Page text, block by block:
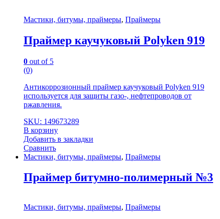
Мастики, битумы, праймеры, Праймеры
Праймер каучуковый Polyken 919
0 out of 5
(0)
Антикоррозионный праймер каучуковый Polyken 919
используется для защиты газо-, нефтепроводов от
ржавления.
SKU: 149673289
В корзину
Добавить в закладки
Сравнить
Мастики, битумы, праймеры, Праймеры
Праймер битумно-полимерный №3
Мастики, битумы, праймеры, Праймеры